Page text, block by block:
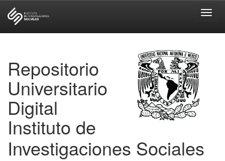
Repositorio
Universitario
Digital
Instituto de
Investigaciones Sociales